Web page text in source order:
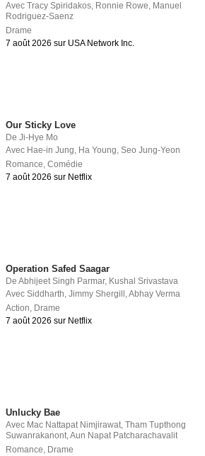
AvecTracy Spiridakos, Ronnie Rowe, Manuel
Rodriguez-Saenz
Drame
7 août 2026 sur USA Network Inc.
Our Sticky Love
DeJi-Hye Mo
Avec Hae-in Jung Ha Young ,Seo Jung-Yeon
Romance ,Comédie
7 août 2026 sur Netflix
Operation Safed Saagar
DeAbhijeet Singh Parmar, Kushal Srivastava
AvecSiddharth,Jimmy Shergill ,Abhay Verma
Action, Drame
7 août 2026 sur Netflix
Unlucky Bae
Avec Mac Nattapat Nimjirawat,Tham Tupthong
Suwanrakanont,Aun Napat Patcharachavalit
Romance, Drame